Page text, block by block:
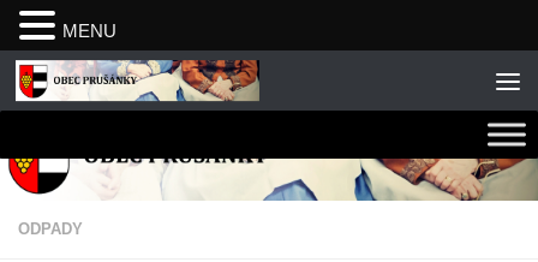
Skip to content
ODPADY
MENU